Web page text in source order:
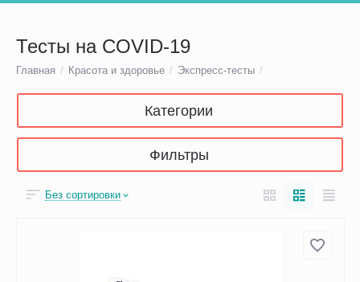
Тесты на COVID-19
Главная / Красота и здоровье / Экспресс-тесты /
Категории
Фильтры
Без сортировки